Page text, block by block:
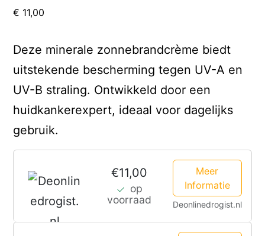
€ 11,00
Deze minerale zonnebrandcrème biedt
uitstekende bescherming tegen UV-A en
UV-B straling. Ontwikkeld door een
huidkankerexpert, ideaal voor dagelijks
gebruik.
€11,00
op
voorraad
Meer
Informatie
Deonlinedrogist.nl